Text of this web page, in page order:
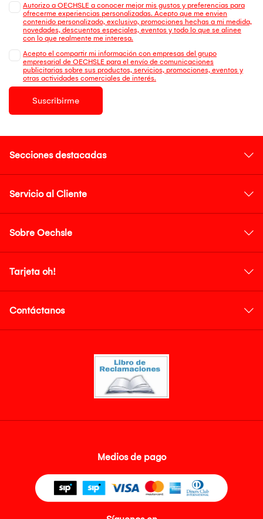
Autorizo a OECHSLE a conocer mejor mis gustos y preferencias para
ofrecerme experiencias personalizadas. Acepto que me envien
contenido personalizado, exclusivo, promociones hechas a mi medida,
novedades, descuentos especiales, eventos y todo lo que se alinee
con lo que realmente me interesa.
Acepto el compartir mi información con empresas del grupo
empresarial de OECHSLE para el envío de comunicaciones
publicitarias sobre sus productos, servicios, promociones, eventos y
otras actividades comerciales de interés.
Suscribirme
Secciones destacadas
Servicio al Cliente
Sobre Oechsle
Tarjeta oh!
Contáctanos
Medios de pago